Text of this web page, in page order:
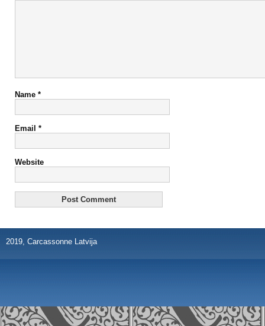
Name *
Email *
Website
2019, Carcassonne Latvija